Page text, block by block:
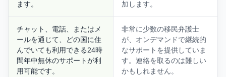
ます。
加します。
チャット、電話、またはメ
ールを通じて、どの国に住
んでいても利用できる24時
間年中無休のサポートが利
用可能です。
非常に少数の移民弁護士
が、オンデマンドで継続的
なサポートを提供していま
す。連絡を取るのは難しい
かもしれません。